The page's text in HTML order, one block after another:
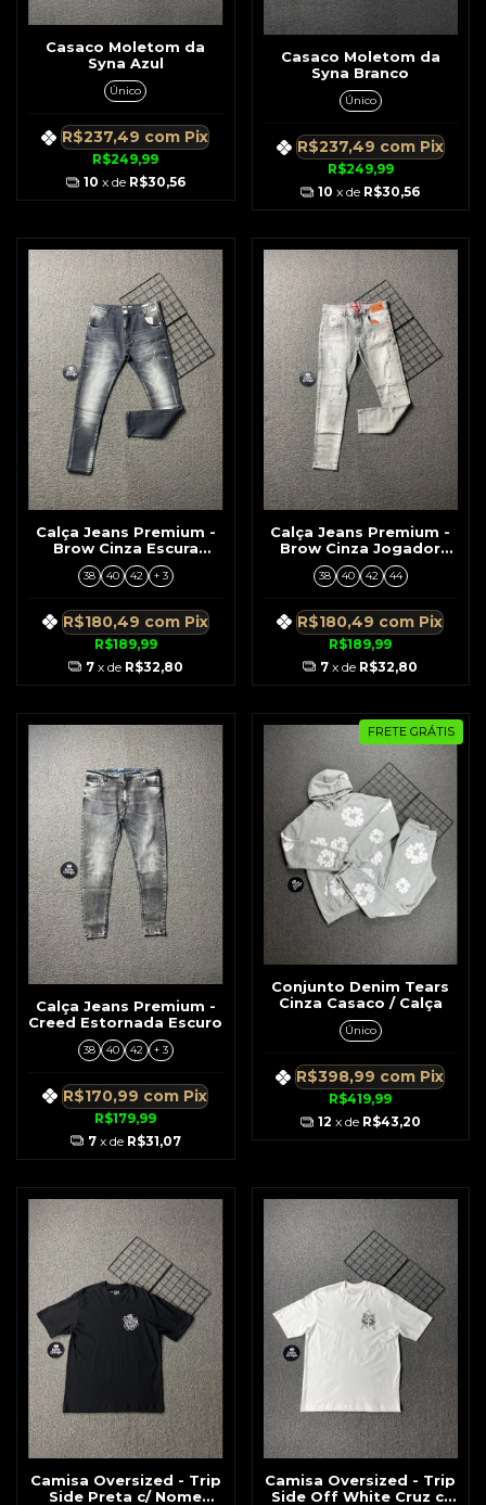
Casaco Moletom da
Syna Azul
Único
R$249,99
R$237,49 com Pix
10 x de R$30,56
Casaco Moletom da
Syna Branco
Único
R$249,99
R$237,49 com Pix
10 x de R$30,56
Calça Jeans Premium -
Brow Cinza Escura
C/Detahes Branco
38 40 42 + 3
R$189,99
R$180,49 com Pix
7 x de R$32,80
Calça Jeans Premium -
Brow Cinza Jogador
C/Detalhes Vermelho
38 40 42 44
R$189,99
R$180,49 com Pix
7 x de R$32,80
Calça Jeans Premium -
Creed Estornada Escuro
38 40 42 + 3
R$179,99
R$170,99 com Pix
7 x de R$31,07
FRETE GRÁTIS
Conjunto Denim Tears
Cinza Casaco / Calça
Único
R$419,99
R$398,99 com Pix
12 x de R$43,20
Camisa Oversized - Trip
Side Preta c/ Nome
Camisa Oversized - Trip
Side Off White Cruz c/